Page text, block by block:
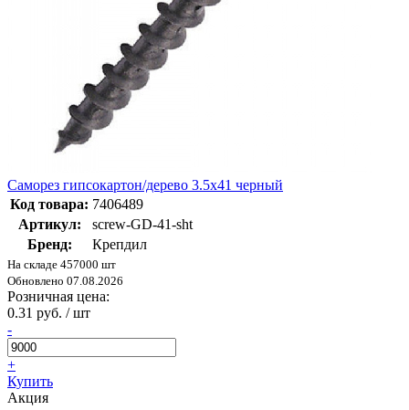
Саморез гипсокартон/дерево 3.5х41 черный
Код товара: 7406489
Артикул:
screw-GD-41-sht
Бренд:
Крепдил
На складе 457000 шт
Обновлено 07.08.2026
Розничная цена:
0.31 руб. / шт
-
+
Купить
Акция